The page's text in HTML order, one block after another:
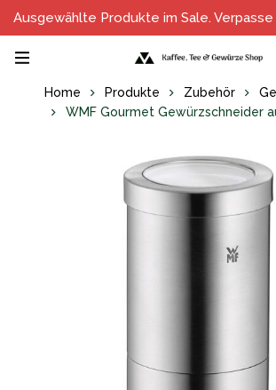
Ausgewählte Produkte im Sale.
Home Produkte Zubehör
WMF Gourmet Gewürzschneider